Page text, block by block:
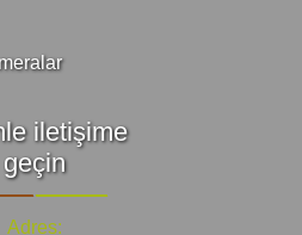
iletişime
geçin
Adres: